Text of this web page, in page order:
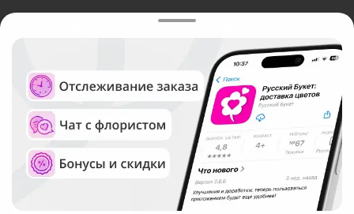
Служба круглосуточной доставки цветов в Люберцах
Русский Букет, 2026
Общество с ограниченной ответственностью «Технология»
ОГРН: 1195476081745, ИНН: 5410081997
Юридический адрес: г. Новосибирск, ул. Ипподромская,
д.42, оф. 3
Рейтинг Русского букета